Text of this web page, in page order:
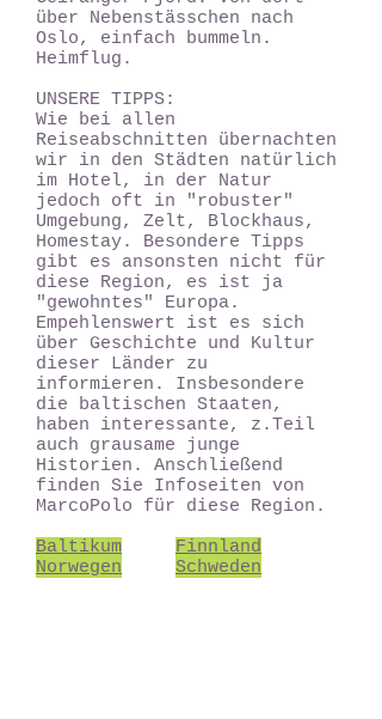
über Nebenstässchen nach
Oslo, einfach bummeln.
Heimflug.
UNSERE TIPPS:
Wie bei allen
Reiseabschnitten übernachten
wir in den Städten natürlich
im Hotel, in der Natur
jedoch oft in "robuster"
Umgebung, Zelt, Blockhaus,
Homestay. Besondere Tipps
gibt es ansonsten nicht für
diese Region, es ist ja
"gewohntes" Europa.
Empehlenswert ist es sich
über Geschichte und Kultur
dieser Länder zu
informieren. Insbesondere
die baltischen Staaten,
haben interessante, z.Teil
auch grausame junge
Historien. Anschließend
finden Sie Infoseiten von
MarcoPolo für diese Region.
Baltikum
Finnland
Norwegen
Schweden